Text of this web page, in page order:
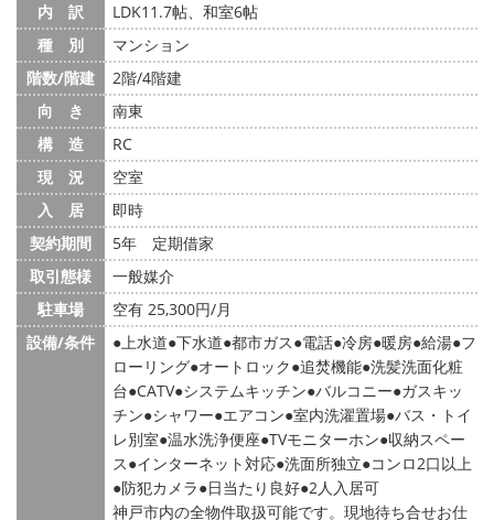
内 訳
LDK11.7帖、和室6帖
種 別
マンション
階数/階建
2階/4階建
向 き
南東
構 造
RC
現 況
空室
入 居
即時
契約期間
5年 定期借家
取引態様
一般媒介
駐車場
空有 25,300円/月
設備/条件
上水道 下水道 都市ガス 電話 冷房 暖房 給湯 フ
ローリング オートロック 追焚機能 洗髪洗面化粧
台 CATV システムキッチン バルコニー ガスキッ
チン シャワー エアコン 室内洗濯置場 バス・トイ
レ別室 温水洗浄便座 TVモニターホン 収納スペー
ス インターネット対応 洗面所独立 コンロ2口以上
防犯カメラ
日当たり良好 2人入居可
神戸市内の全物件取扱可能です。現地待ち合せお仕